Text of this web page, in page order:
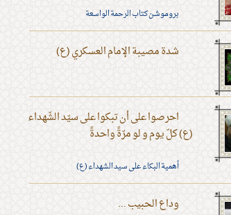
بروموشن كتاب الرحمة الواسعة
شدة مصيبة الإمام العسكري (ع)
احرصوا على أن تبكوا على سيّد الشّهداء
(ع) كلّ يوم و لو مرّةً واحدةً
أهمية البكاء على سيد الشهداء (ع)
وداع الحبيب ...